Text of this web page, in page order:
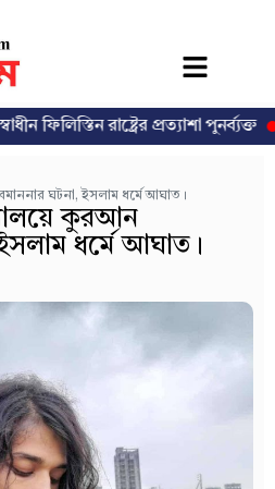
রাষ্ট্রের প্রত্যাশা পুনর্ব্যক্ত ঢাকা-
ঘটনা, ইসলাম ধর্মে আঘাত।
কুরআন
ধর্মে আঘাত।